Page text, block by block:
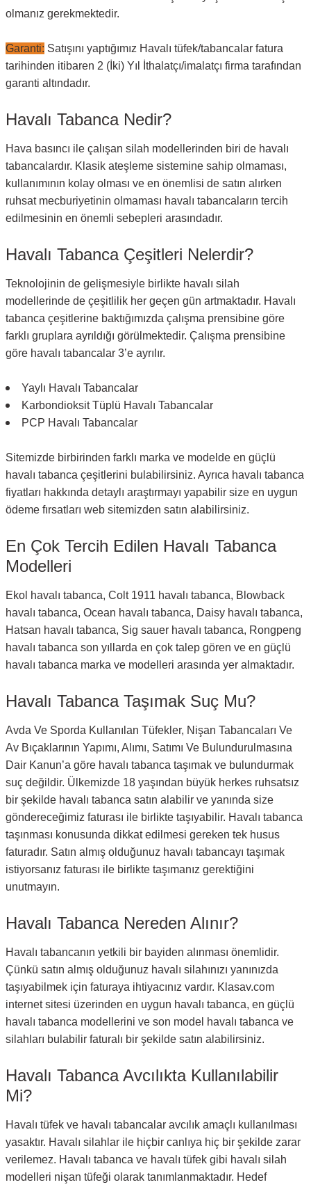
olmanız gerekmektedir.
Garanti: Satışını yaptığımız Havalı tüfek/tabancalar fatura
tarihinden itibaren 2 (İki) Yıl İthalatçı/imalatçı firma tarafından
garanti altındadır.
Havalı Tabanca Nedir?
Hava basıncı ile çalışan silah modellerinden biri de havalı
tabancalardır. Klasik ateşleme sistemine sahip olmaması,
kullanımının kolay olması ve en önemlisi de satın alırken
ruhsat mecburiyetinin olmaması havalı tabancaların tercih
edilmesinin en önemli sebepleri arasındadır.
Havalı Tabanca Çeşitleri Nelerdir?
Teknolojinin de gelişmesiyle birlikte havalı silah
modellerinde de çeşitlilik her geçen gün artmaktadır. Havalı
tabanca çeşitlerine baktığımızda çalışma prensibine göre
farklı gruplara ayrıldığı görülmektedir. Çalışma prensibine
göre havalı tabancalar 3’e ayrılır.
Yaylı Havalı Tabancalar
Karbondioksit Tüplü Havalı Tabancalar
PCP Havalı Tabancalar
Sitemizde birbirinden farklı marka ve modelde en güçlü
havalı tabanca çeşitlerini bulabilirsiniz. Ayrıca havalı tabanca
fiyatları hakkında detaylı araştırmayı yapabilir size en uygun
ödeme fırsatları web sitemizden satın alabilirsiniz.
En Çok Tercih Edilen Havalı Tabanca
Modelleri
Ekol havalı tabanca, Colt 1911 havalı tabanca, Blowback
havalı tabanca, Ocean havalı tabanca, Daisy havalı tabanca,
Hatsan havalı tabanca, Sig sauer havalı tabanca, Rongpeng
havalı tabanca son yıllarda en çok talep gören ve en güçlü
havalı tabanca marka ve modelleri arasında yer almaktadır.
Havalı Tabanca Taşımak Suç Mu?
Avda Ve Sporda Kullanılan Tüfekler, Nişan Tabancaları Ve
Av Bıçaklarının Yapımı, Alımı, Satımı Ve Bulundurulmasına
Dair Kanun’a göre havalı tabanca taşımak ve bulundurmak
suç değildir. Ülkemizde 18 yaşından büyük herkes ruhsatsız
bir şekilde havalı tabanca satın alabilir ve yanında size
göndereceğimiz faturası ile birlikte taşıyabilir. Havalı tabanca
taşınması konusunda dikkat edilmesi gereken tek husus
faturadır. Satın almış olduğunuz havalı tabancayı taşımak
istiyorsanız faturası ile birlikte taşımanız gerektiğini
unutmayın.
Havalı Tabanca Nereden Alınır?
Havalı tabancanın yetkili bir bayiden alınması önemlidir.
Çünkü satın almış olduğunuz havalı silahınızı yanınızda
taşıyabilmek için faturaya ihtiyacınız vardır. Klasav.com
internet sitesi üzerinden en uygun havalı tabanca, en güçlü
havalı tabanca modellerini ve son model havalı tabanca ve
silahları bulabilir faturalı bir şekilde satın alabilirsiniz.
Havalı Tabanca Avcılıkta Kullanılabilir
Mi?
Havalı tüfek ve havalı tabancalar avcılık amaçlı kullanılması
yasaktır. Havalı silahlar ile hiçbir canlıya hiç bir şekilde zarar
verilemez. Havalı tabanca ve havalı tüfek gibi havalı silah
modelleri nişan tüfeği olarak tanımlanmaktadır. Hedef